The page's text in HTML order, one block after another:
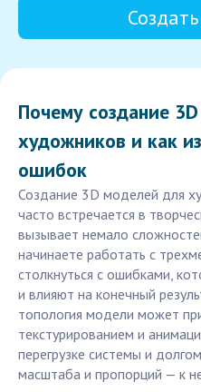
Почему создание
художников и как
ошибок
Создание 3D моделей для
часто встречается в
вызывает немало
начинаете работать с
столкнуться с ошибками,
и влияют на конечный
топология модели может
текстурированием и
перегрузке системы и
масштаба и пропорций — к